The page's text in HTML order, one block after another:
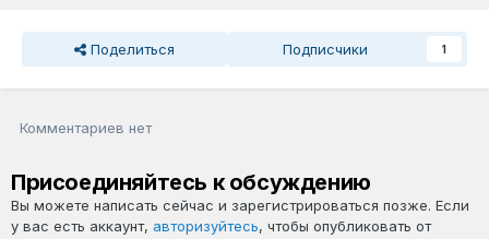
Поделиться Подписчики 1
Комментариев нет
Присоединяйтесь к обсуждению
Вы можете написать сейчас и зарегистрироваться позже. Если
у вас есть аккаунт, авторизуйтесь, чтобы опубликовать от